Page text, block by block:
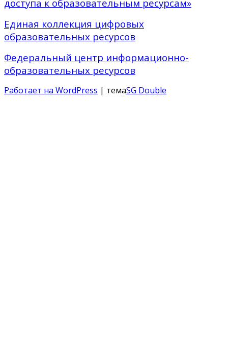
доступа к образовательным ресурсам»
Единая коллекция цифровых
образовательных ресурсов
Федеральный центр информационно-
образовательных ресурсов
Работает на WordPress | темаSG Double